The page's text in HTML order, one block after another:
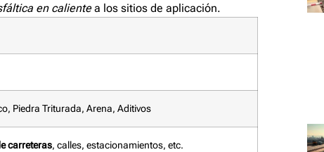
en calientea los sitios de aplicación.
Piedra Triturada, Arena, Aditivos
carreteras, calles, estacionamientos, etc.